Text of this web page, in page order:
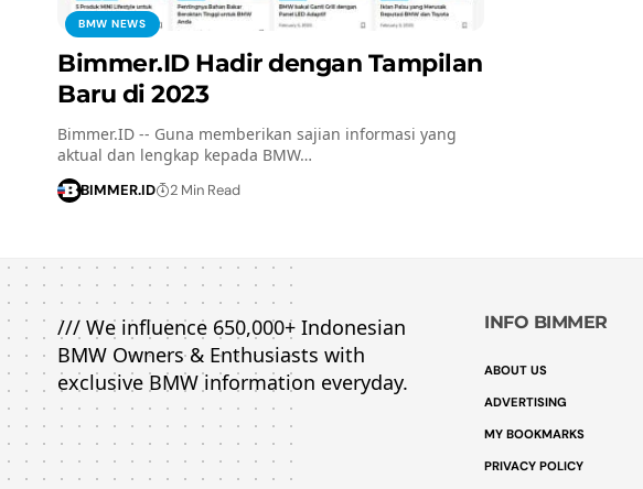
BMW NEWS
Bimmer.ID Hadir dengan Tampilan
Baru di 2023
Bimmer.ID -- Guna memberikan sajian informasi yang
aktual dan lengkap kepada BMW…
BIMMER.ID 2 Min Read
/// We influence 650,000+ Indonesian
BMW Owners & Enthusiasts with
exclusive BMW information everyday.
INFO BIMMER
ABOUT US
ADVERTISING
MY BOOKMARKS
PRIVACY POLICY